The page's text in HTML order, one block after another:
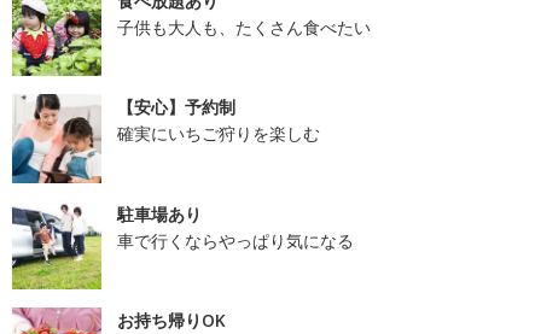
子供も大人も、たくさん食べたい
【安心】予約制
確実にいちご狩りを楽しむ
駐車場あり
車で行くならやっぱり気になる
お持ち帰りOK